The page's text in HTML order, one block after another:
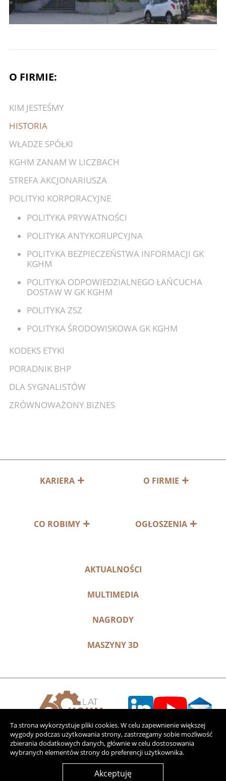
O FIRMIE:
KIM JESTEŚMY
HISTORIA
WŁADZE SPÓŁKI
KGHM ZANAM W LICZBACH
STREFA AKCJONARIUSZA
POLITYKI KORPORACYJNE
POLITYKA PRYWATNOŚCI
POLITYKA ANTYKORUPCYJNA
POLITYKA BEZPIECZEŃSTWA INFORMACJI GK
KGHM
POLITYKA ODPOWIEDZIALNEGO ŁAŃCUCHA
DOSTAW W GK KGHM
POLITYKA ZSZ
POLITYKA ŚRODOWISKOWA GK KGHM
KODEKS ETYKI
PORADNIK BHP
DLA SYGNALISTÓW
ZRÓWNOWAŻONY BIZNES
KARIERA O FIRMIE
CO ROBIMY OGŁOSZENIA
AKTUALNOŚCI
MULTIMEDIA
NAGRODY
MASZYNY 3D
Ta strona wykorzystuje pliki cookies. W celu zapewnienie większej
wygody podczas użytkowania strony, zastrzegamy sobie możliwość
zbierania dodatkowych danych, głównie w celu dostosowania
wybranych elementów strony do preferencji użytkownika.
Akceptuję